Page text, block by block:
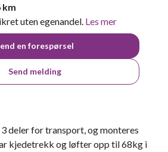
km
uten egenandel. Les mer
en forespørsel
Send melding
3 deler for transport, og monteres
kjedetrekk og løfter opp til 68kg i